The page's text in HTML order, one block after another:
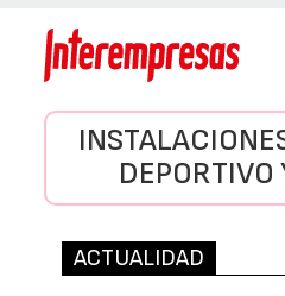
DEPORTIVO
ACTUALIDAD